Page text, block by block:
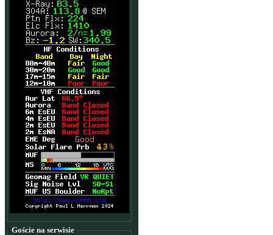
Goście na serwisie